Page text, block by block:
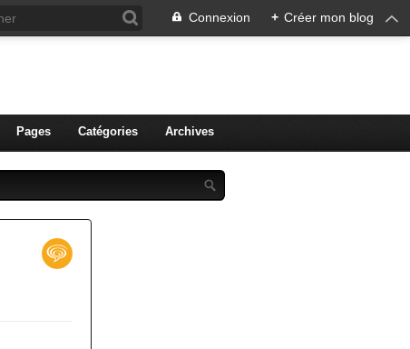
Connexion + Créer mon blog
Pages Catégories Archives